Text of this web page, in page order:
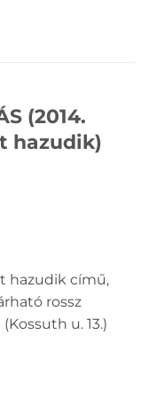
(2014.
hazudik)
hazudik című,
rossz
u. 13.)